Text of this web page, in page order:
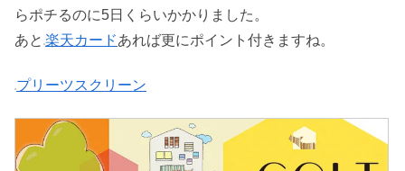
らポチるのに5日くらいかかりました。
あと 楽天カードあれば更にポイント付きますね。
プリーツスクリーン